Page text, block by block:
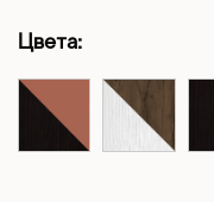
Цвета: